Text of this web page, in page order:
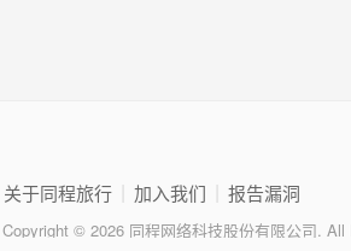
关于同程旅行 加入我们 报告漏洞
Copyright © 2026 同程网络科技股份有限公司. All